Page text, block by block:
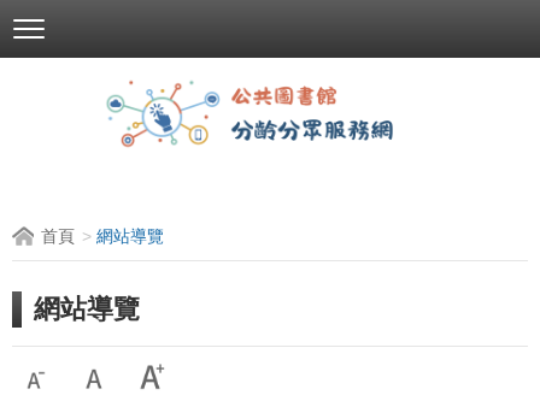
到
首頁 網站導覽
網站導覽